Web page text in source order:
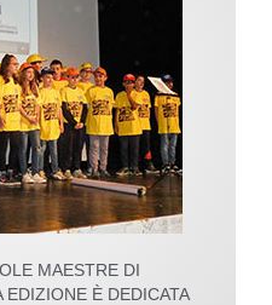
MAESTRE DI
EDIZIONE È DEDICATA